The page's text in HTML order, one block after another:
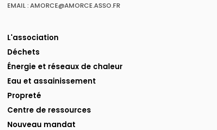
EMAIL : AMORCE@AMORCE.ASSO.FR
L'association
Déchets
Énergie et réseaux de chaleur
Eau et assainissement
Propreté
Centre de ressources
Nouveau mandat